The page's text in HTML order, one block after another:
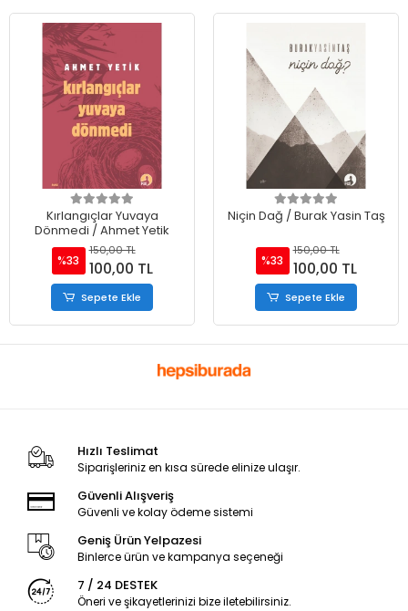
Kırlangıçlar Yuvaya
Dönmedi / Ahmet Yetik
%33
150,00 TL
100,00 TL
Sepete Ekle
Niçin Dağ / Burak Yasin Taş
%33
150,00 TL
100,00 TL
Sepete Ekle
Hızlı Teslimat
Siparişleriniz en kısa sürede elinize ulaşır.
Güvenli Alışveriş
Güvenli ve kolay ödeme sistemi
Geniş Ürün Yelpazesi
Binlerce ürün ve kampanya seçeneği
7 / 24 DESTEK
Öneri ve şikayetlerinizi bize iletebilirsiniz.